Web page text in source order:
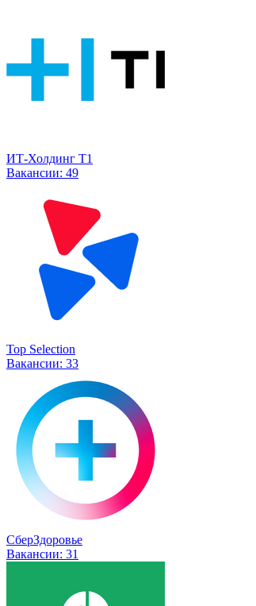
ИТ-Холдинг Т1
Вакансии: 49
Top Selection
Вакансии: 33
СберЗдоровье
Вакансии: 31